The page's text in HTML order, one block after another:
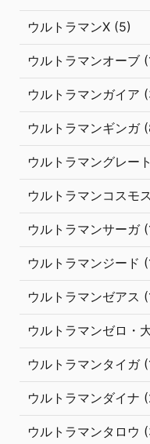
ウルトラマンX (5)
ウルトラマンオーブ
ウルトラマンガイア
ウルトラマンギンガ
ウルトラマングレー
ウルトラマンコスモ
ウルトラマンサーガ
ウルトラマンジード
ウルトラマンゼアス
ウルトラマンゼロ・
ウルトラマンタイガ
ウルトラマンダイナ
ウルトラマンタロウ